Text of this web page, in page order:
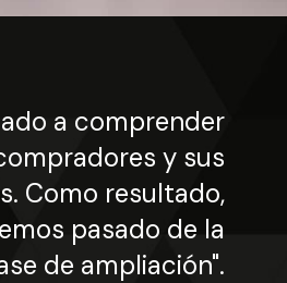
a comprender
y sus
Como resultado,
pasado de la
de ampliación".